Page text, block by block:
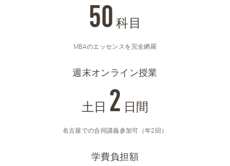
50 科目
MBAのエッセンスを完全網羅
週末オンライン授業
土日 2 日間
名古屋での合同講義参加可（年2回）
学費負担額